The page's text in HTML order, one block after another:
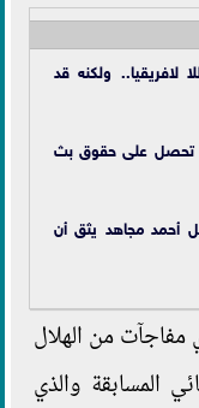
ولكنه قد
تحصل على حقوق بث
أحمد مجاهد يثق أن
مفاجآت من الهلال
المسابقة والذي